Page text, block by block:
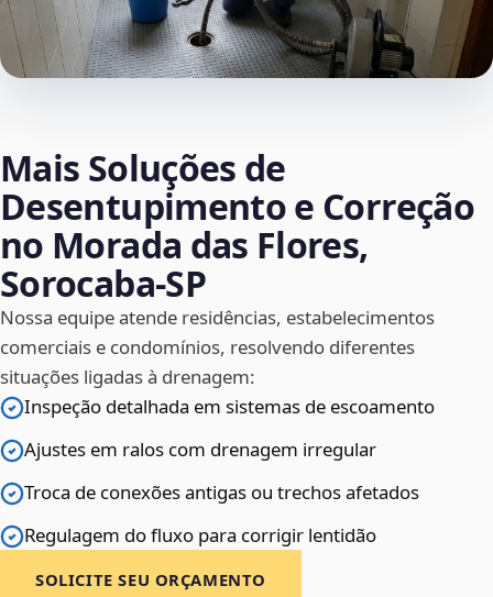
Mais Soluções de
Desentupimento e Correção
no Morada das Flores,
Sorocaba‑SP
Nossa equipe atende residências, estabelecimentos
comerciais e condomínios, resolvendo diferentes
situações ligadas à drenagem:
Inspeção detalhada em sistemas de escoamento
Ajustes em ralos com drenagem irregular
Troca de conexões antigas ou trechos afetados
Regulagem do fluxo para corrigir lentidão
SOLICITE SEU ORÇAMENTO